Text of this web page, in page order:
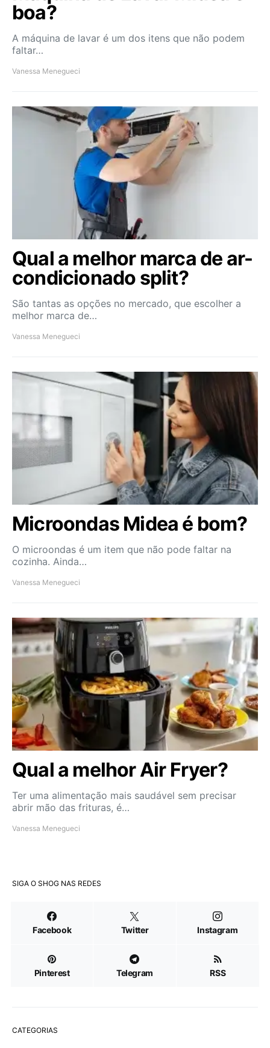
boa?
A máquina de lavar é um dos itens que não podem
faltar…
Vanessa Menegueci
Qual a melhor marca de ar-
condicionado split?
São tantas as opções no mercado, que escolher a
melhor marca de…
Vanessa Menegueci
Microondas Midea é bom?
O microondas é um item que não pode faltar na
cozinha. Ainda…
Vanessa Menegueci
Qual a melhor Air Fryer?
Ter uma alimentação mais saudável sem precisar
abrir mão das frituras, é…
Vanessa Menegueci
SIGA O SHOG NAS REDES
Facebook Twitter Instagram
Pinterest Telegram RSS
CATEGORIAS